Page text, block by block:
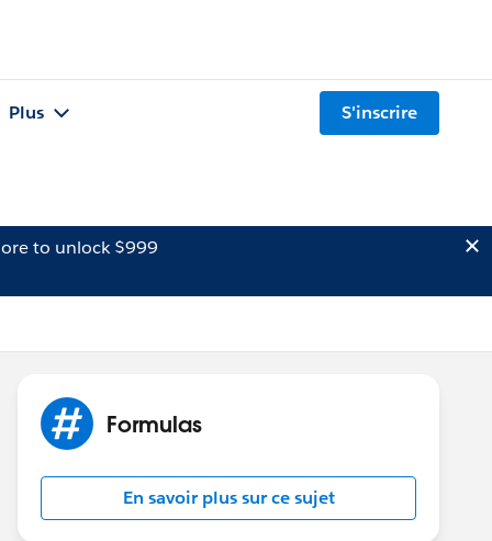
Plus S'inscrire
to unlock $999
Formulas
En savoir plus sur ce sujet